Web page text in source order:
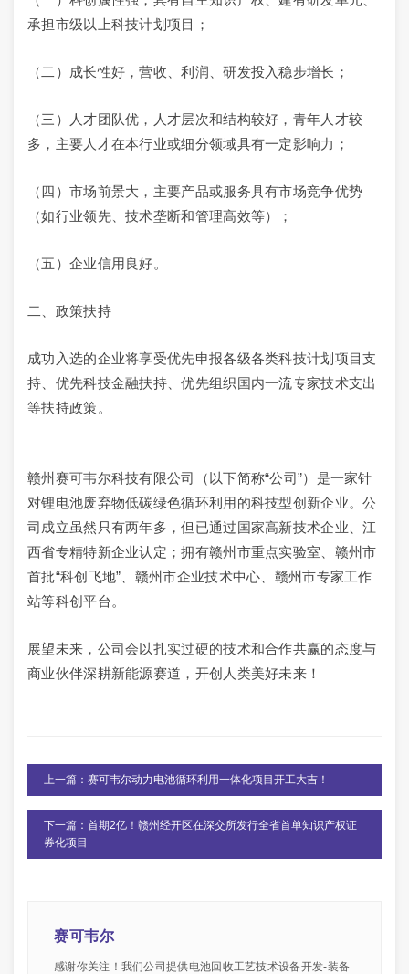
承担市级以上科技计划项目；
（二）成长性好，营收、利润、研发投入稳步增长；
（三）人才团队优，人才层次和结构较好，青年人才较
多，主要人才在本行业或细分领域具有一定影响力；
（四）市场前景大，主要产品或服务具有市场竞争优势
（如行业领先、技术垄断和管理高效等）；
（五）企业信用良好。
二、政策扶持
成功入选的企业将享受优先申报各级各类科技计划项目支
持、优先科技金融扶持、优先组织国内一流专家技术支出
等扶持政策。
赣州赛可韦尔科技有限公司（以下简称“公司”）是一家针
对锂电池废弃物低碳绿色循环利用的科技型创新企业。公
司成立虽然只有两年多，但已通过国家高新技术企业、江
西省专精特新企业认定；拥有赣州市重点实验室、赣州市
首批“科创飞地”、赣州市企业技术中心、赣州市专家工作
站等科创平台。
展望未来，公司会以扎实过硬的技术和合作共赢的态度与
商业伙伴深耕新能源赛道，开创人类美好未来！
上一篇：赛可韦尔动力电池循环利用一体化项目开工大吉！
下一篇：首期2亿！赣州经开区在深交所发行全省首单知识产权证
券化项目
赛可韦尔
感谢你关注！我们公司提供电池回收工艺技术设备开发-装备